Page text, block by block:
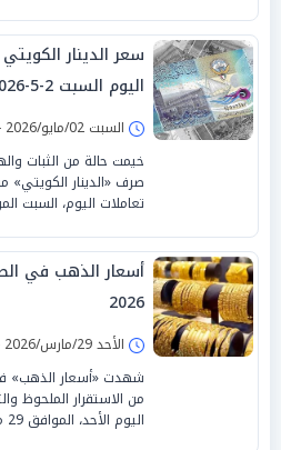
سعر الدينار
اليوم السبت 2-5-2026
السبت 02/مايو/2026 - 10:30 ص
خيمت حالة من الثبات
صرف «الدينار
تعاملات اليوم، السبت الموافق 2
2026
الأحد 29/مارس/2026 - 01:31 ص
شهدت «أسعار الذهب»
من الاستقرار الملحوظ
اليوم الأحد، الموافق 29 مارس 2026.